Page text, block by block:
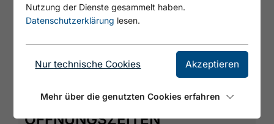
© Michael Schuh - firngrat.com
ortskundiger Berg- und Skiführer zeigt
Gästen SICHER die Schönheiten der
mehr
ÖFFNUNGSZEITEN
Nutzung der Dienste gesammelt haben.
Datenschutzerklärung lesen.
Nur technische Cookies Akzeptieren
Mehr über die genutzten Cookies erfahren